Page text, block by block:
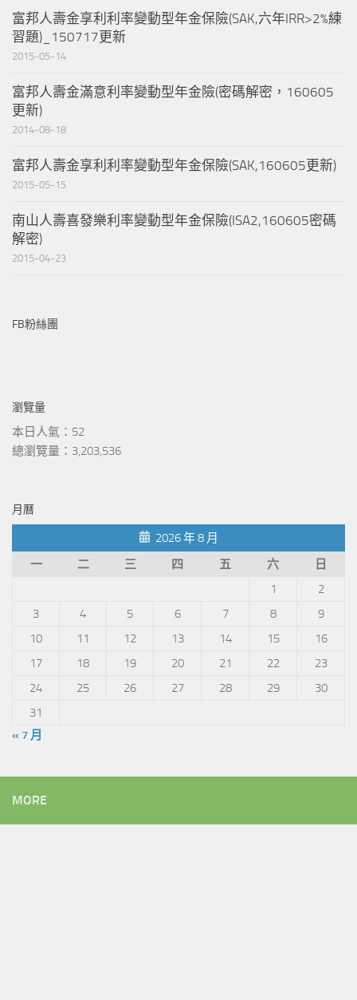
富邦人壽金享利利率變動型年金保險(SAK,六年IRR>2%練
習題)_150717更新
2015-05-14
富邦人壽金滿意利率變動型年金險(密碼解密，160605
更新)
2014-08-18
富邦人壽金享利利率變動型年金保險(SAK,160605更新)
2015-05-15
南山人壽喜發樂利率變動型年金保險(ISA2,160605密碼
解密)
2015-04-23
FB粉絲團
瀏覽量
本日人氣：52
總瀏覽量：3,203,536
月曆
2026 年 8 月
一
二 三 四 五 六
日
1
2
3
4 5 6 7 8
9
10
11 12 13 14 15
16
17
18 19 20 21 22
23
24
25 26 27 28 29
30
31
« 7 月
MORE